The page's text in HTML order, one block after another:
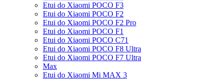
Etui do Xiaomi POCO F3
Etui do Xiaomi POCO F2
Etui do Xiaomi POCO F2 Pro
Etui do Xiaomi POCO F1
Etui do Xiaomi POCO C71
Etui do Xiaomi POCO F8 Ultra
Etui do Xiaomi POCO F7 Ultra
Max
Etui do Xiaomi Mi MAX 3